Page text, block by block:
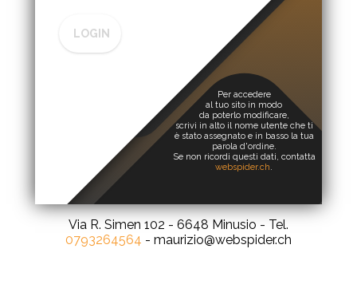
LOGIN
Per accedere
al tuo sito in modo
da poterlo modificare,
scrivi in alto il nome utente che ti
è stato assegnato e in basso la tua
parola d'ordine.
Se non ricordi questi dati, contatta
webspider.ch.
Via R. Simen 102 - 6648 Minusio - Tel.
0793264564 - maurizio@webspider.ch